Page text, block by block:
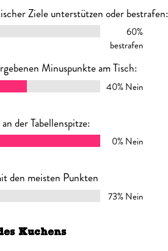
Ziele unterstützen oder bestrafen:
60%
bestrafen
Minuspunkte am Tisch:
40% Nein
der Tabellenspitze:
0% Nein
den meisten Punkten
73% Nein
Kuchens